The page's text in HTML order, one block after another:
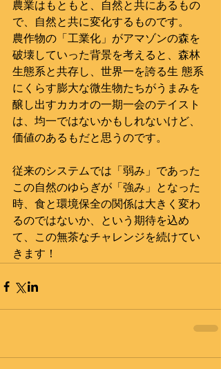
農業はもともと、自然と共にあるもの
で、自然と共に変化するものです。
農作物の「工業化」がアマゾンの森を
破壊していった背景を考えると、森林
生態系と共存し、世界一を誇る生 態系
にくらす膨大な微生物たちがうまみを
醸し出すカカオの一期一会のテイスト
は、均一ではないかもしれないけど、
価値のあるもだと思うのです。
従来のシステムでは「弱み」であった
この自然のゆらぎが「強み」となった
時、食と環境保全の関係は大きく変わ
るのではないか、という期待を込め
て、この無茶なチャレンジを続けてい
きます！